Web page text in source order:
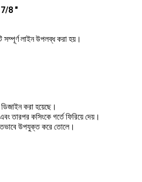
7/8 "
লাইন উপলব্ধ করা হয়।
করা হয়েছে।
তারপর কসিংকে গর্তে ফিরিয়ে দেয়।
উপযুক্ত করে তোলে।